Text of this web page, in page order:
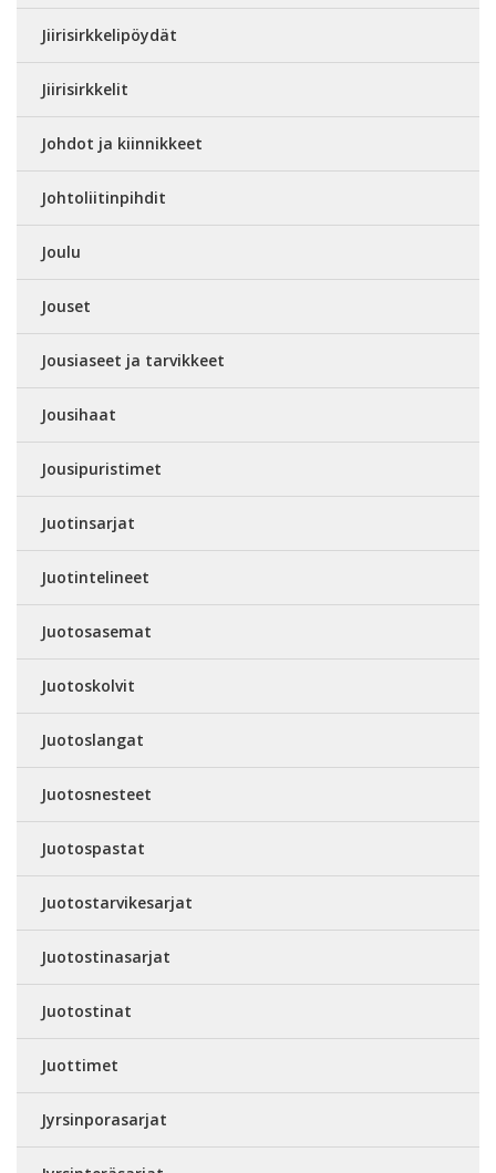
Jiirisirkkelipöydät
Jiirisirkkelit
Johdot ja kiinnikkeet
Johtoliitinpihdit
Joulu
Jouset
Jousiaseet ja tarvikkeet
Jousihaat
Jousipuristimet
Juotinsarjat
Juotintelineet
Juotosasemat
Juotoskolvit
Juotoslangat
Juotosnesteet
Juotospastat
Juotostarvikesarjat
Juotostinasarjat
Juotostinat
Juottimet
Jyrsinporasarjat